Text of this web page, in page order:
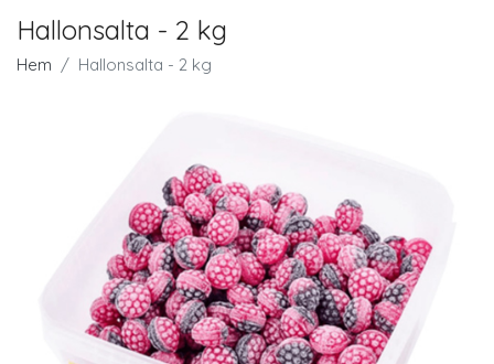
Hallonsalta - 2 kg
Hem Hallonsalta - 2 kg